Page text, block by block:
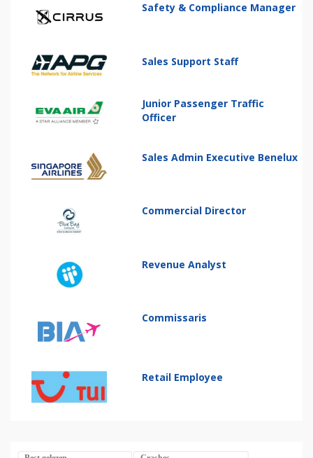
Safety & Compliance Manager
Sales Support Staff
Junior Passenger Traffic
Officer
Sales Admin Executive Benelux
Commercial Director
Revenue Analyst
Commissaris
Retail Employee